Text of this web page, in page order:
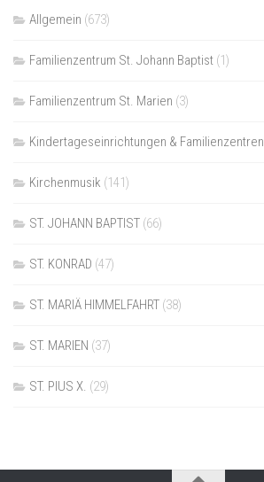
Allgemein (673)
Familienzentrum St. Johann Baptist (1)
Familienzentrum St. Marien (3)
Kindertageseinrichtungen & Familienzentren
Kirchenmusik (141)
ST. JOHANN BAPTIST (66)
ST. KONRAD (47)
ST. MARIÄ HIMMELFAHRT (38)
ST. MARIEN (37)
ST. PIUS X. (29)